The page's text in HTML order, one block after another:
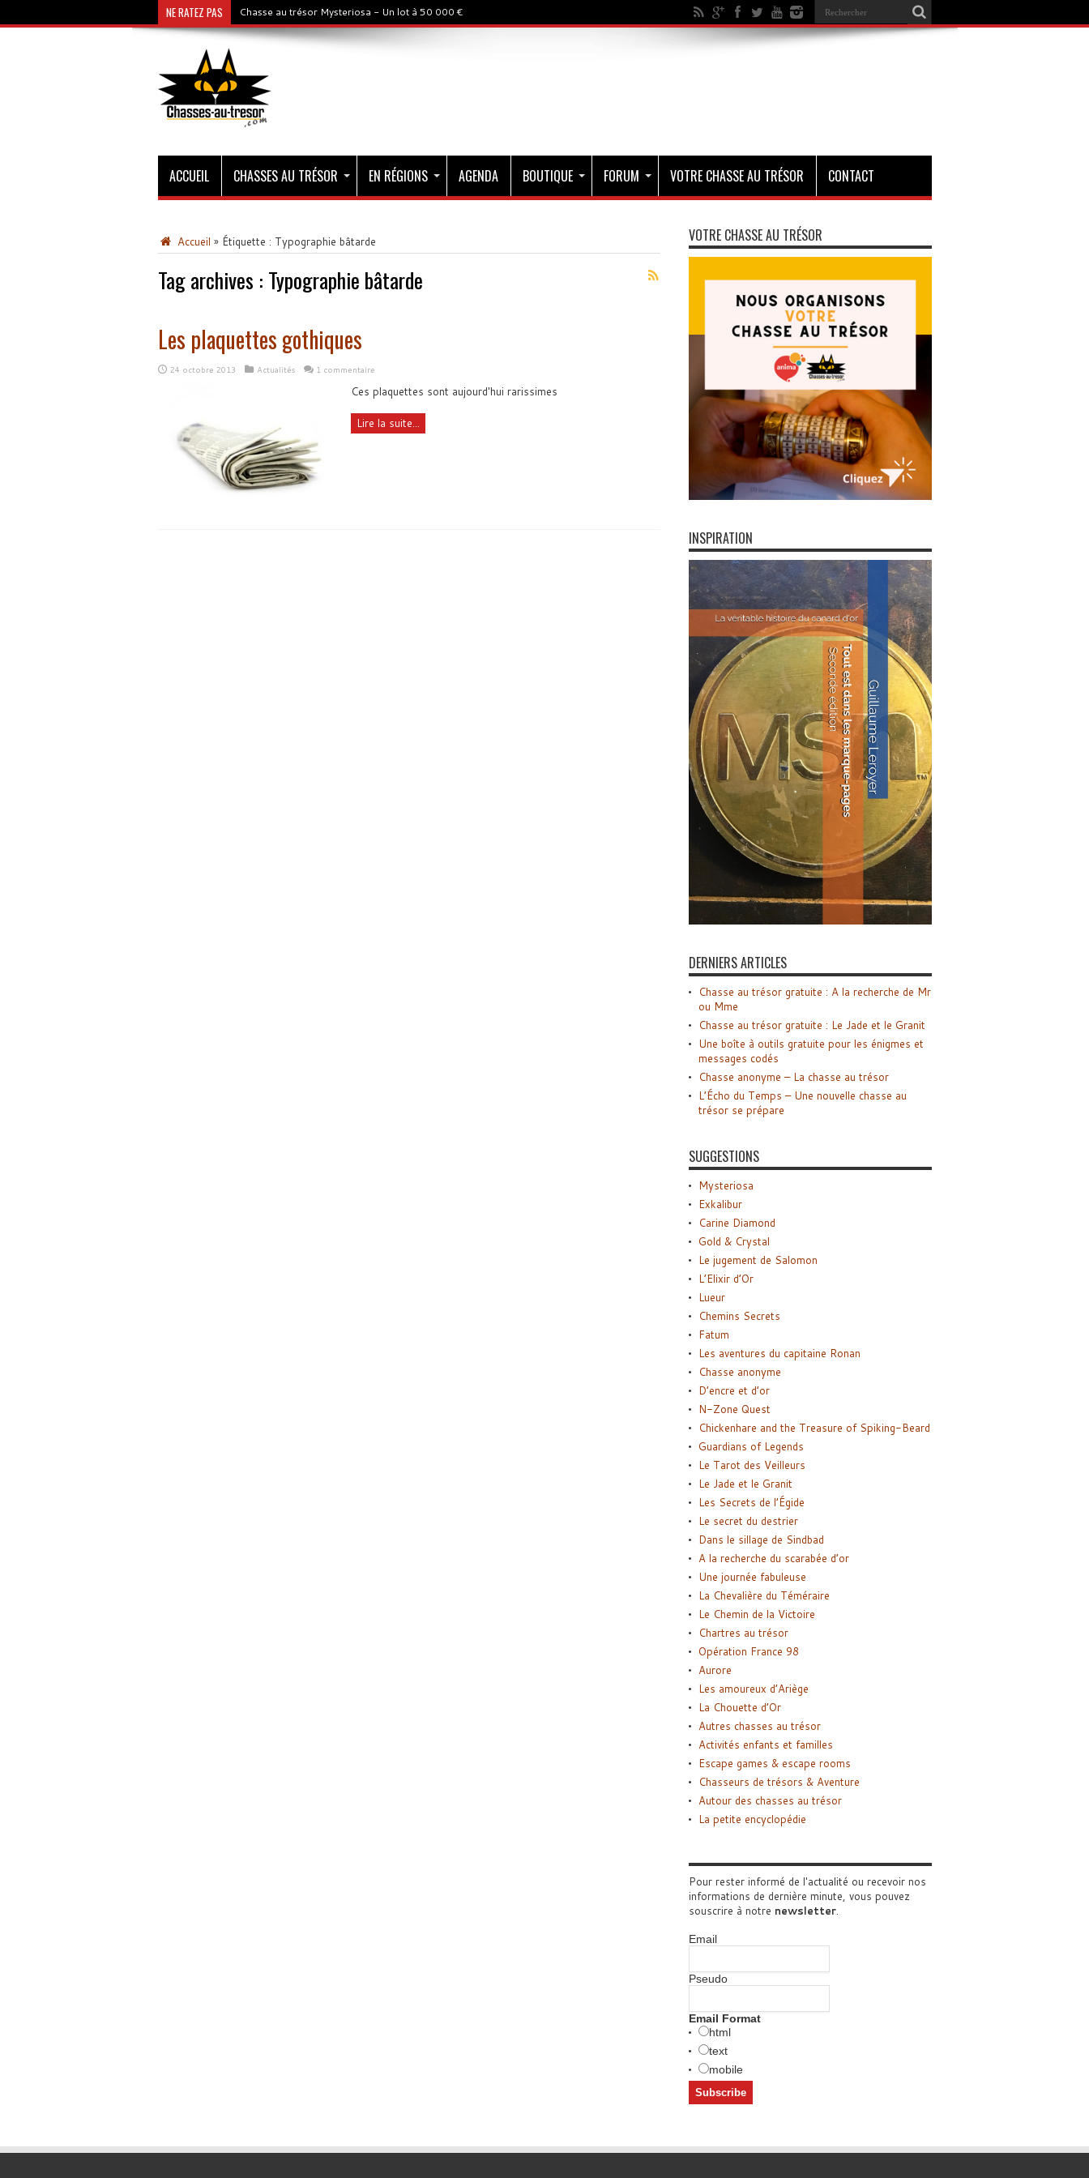
NE RATEZ PAS Chasse au trésor Mysteriosa - Un lot à 50 000 €
ACCUEIL CHASSES AU TRÉSOR EN RÉGIONS AGENDA BOUTIQUE FORUM VOTRE CHASSE AU TRÉSOR CONTACT
Accueil » Étiquette : Typographie bâtarde
Tag archives : Typographie bâtarde
Les plaquettes gothiques
24 octobre 2013 Actualités 1 commentaire
Ces plaquettes sont aujourd'hui rarissimes
Lire la suite...
VOTRE CHASSE AU TRÉSOR
INSPIRATION
DERNIERS ARTICLES
Chasse au trésor gratuite : A la recherche de Mr
ou Mme
Chasse au trésor gratuite : Le Jade et le Granit
Une boîte à outils gratuite pour les énigmes et
messages codés
Chasse anonyme – La chasse au trésor
L’Écho du Temps – Une nouvelle chasse au
trésor se prépare
SUGGESTIONS
Mysteriosa
Exkalibur
Carine Diamond
Gold & Crystal
Le jugement de Salomon
L’Elixir d’Or
Lueur
Chemins Secrets
Fatum
Les aventures du capitaine Ronan
Chasse anonyme
D’encre et d’or
N-Zone Quest
Chickenhare and the Treasure of Spiking-Beard
Guardians of Legends
Le Tarot des Veilleurs
Le Jade et le Granit
Les Secrets de l’Égide
Le secret du destrier
Dans le sillage de Sindbad
A la recherche du scarabée d’or
Une journée fabuleuse
La Chevalière du Téméraire
Le Chemin de la Victoire
Chartres au trésor
Opération France 98
Aurore
Les amoureux d’Ariège
La Chouette d’Or
Autres chasses au trésor
Activités enfants et familles
Escape games & escape rooms
Chasseurs de trésors & Aventure
Autour des chasses au trésor
La petite encyclopédie
Pour rester informé de l'actualité ou recevoir nos
informations de dernière minute, vous pouvez
souscrire à notre newsletter.
Email
Pseudo
Email Format
html
text
mobile